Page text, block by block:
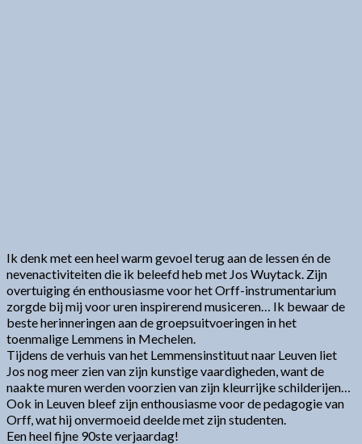
Ik denk met een heel warm gevoel terug aan de lessen én de
nevenactiviteiten die ik beleefd heb met Jos Wuytack. Zijn
overtuiging én enthousiasme voor het Orff-instrumentarium
zorgde bij mij voor uren inspirerend musiceren… Ik bewaar de
beste herinneringen aan de groepsuitvoeringen in het
toenmalige Lemmens in Mechelen.
Tijdens de verhuis van het Lemmensinstituut naar Leuven liet
Jos nog meer zien van zijn kunstige vaardigheden, want de
naakte muren werden voorzien van zijn kleurrijke schilderijen…
Ook in Leuven bleef zijn enthousiasme voor de pedagogie van
Orff, wat hij onvermoeid deelde met zijn studenten.
Een heel fijne 90ste verjaardag!